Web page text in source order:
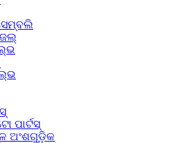
ପାର୍ଟସ୍
ଅଂଶଗୁଡ଼ିକ